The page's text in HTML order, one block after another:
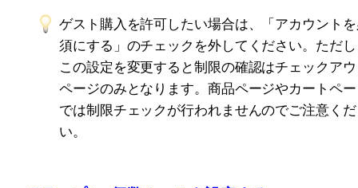
ゲスト購入を許可したい場合は、「アカウント
須にする」のチェックを外してください。ただ
この設定を変更すると制限の確認はチェックア
ページのみとなります。商品ページやカートペ
では制限チェックが行われませんのでご注意く
い。